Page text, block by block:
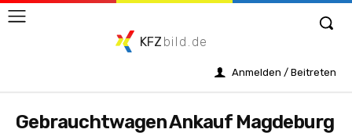
KFZ bild.de
Anmelden / Beitreten
Gebrauchtwagen Ankauf Magdeburg